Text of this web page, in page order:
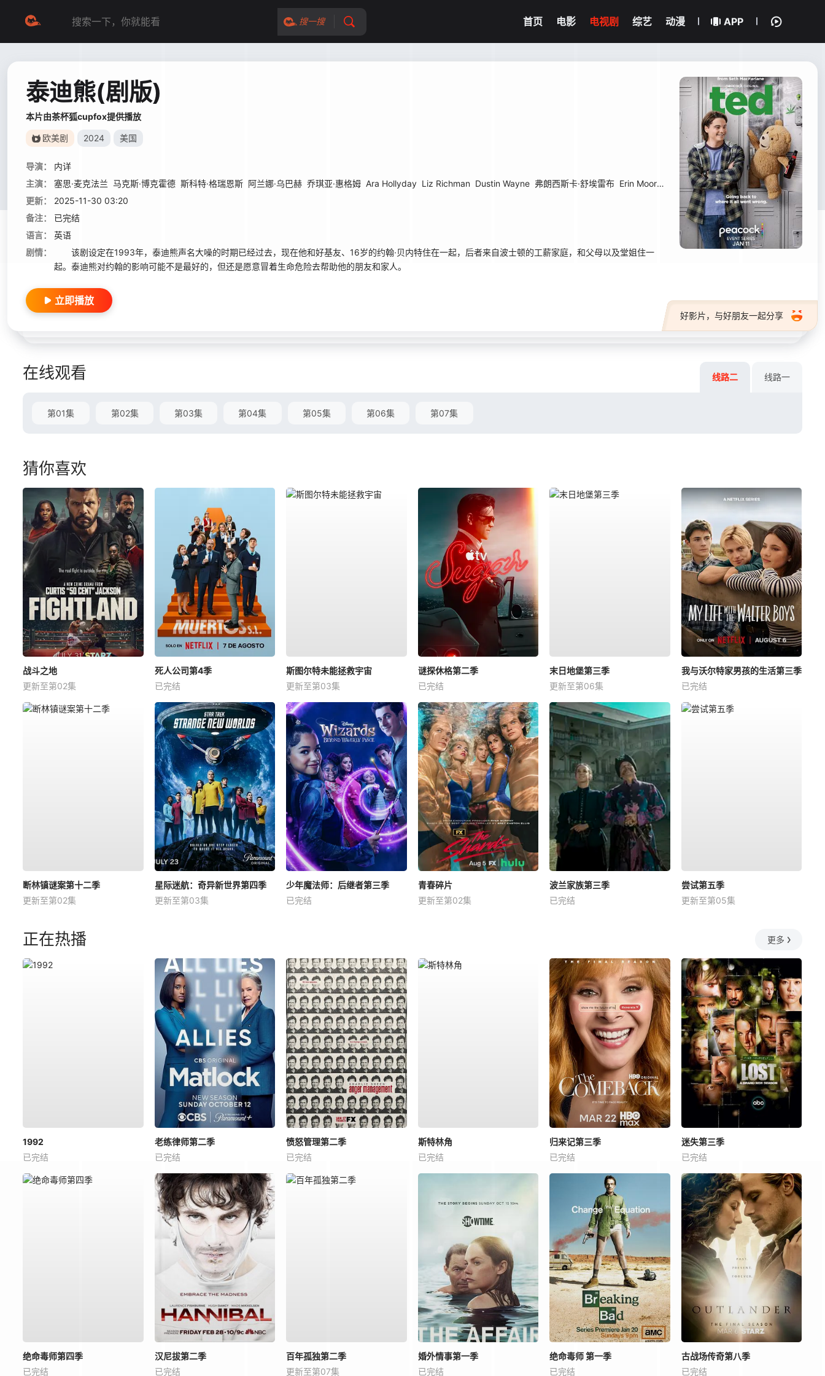
搜一搜 首页 电影 电视剧 综艺 动漫 APP
泰迪熊(剧版)
本片由茶杯狐cupfox提供播放
欧美剧 2024 美国
导演：
内详
主演：
塞思·麦克法兰 马克斯·博克霍德 斯科特·格瑞恩斯 阿兰娜·乌巴赫 乔琪亚·惠格姆 Ara Hollyday Liz Richman Dustin Wayne 弗朗西斯卡·舒埃雷布 Erin Moore 大卫·莫斯科维茨 Aiden Arnold
更新：
2025-11-30 03:20
备注：
已完结
语言：
英语
剧情：
该剧设定在1993年，泰迪熊声名大噪的时期已经过去，现在他和好基友、16岁的约翰·贝内特住在一起，后者来自波士顿的工薪家庭，和父母以及堂姐住一
起。泰迪熊对约翰的影响可能不是最好的，但还是愿意冒着生命危险去帮助他的朋友和家人。
好影片，与好朋友一起分享
立即播放
在线观看 线路二 线路一
第01集 第02集 第03集 第04集 第05集 第06集 第07集
猜你喜欢
战斗之地
更新至第02集
死人公司第4季
已完结
斯图尔特未能拯救宇宙
更新至第03集
谜探休格第二季
已完结
末日地堡第三季
更新至第06集
我与沃尔特家男孩的生活第三季
已完结
断林镇谜案第十二季
更新至第02集
星际迷航：奇异新世界第四季
更新至第03集
少年魔法师：后继者第三季
已完结
青春碎片
更新至第02集
波兰家族第三季
已完结
尝试第五季
更新至第05集
正在热播 更多
1992
已完结
老练律师第二季
已完结
愤怒管理第二季
已完结
斯特林角
已完结
归来记第三季
已完结
迷失第三季
已完结
绝命毒师第四季
已完结
汉尼拔第二季
已完结
百年孤独第二季
更新至第07集
婚外情事第一季
已完结
绝命毒师 第一季
已完结
古战场传奇第八季
已完结